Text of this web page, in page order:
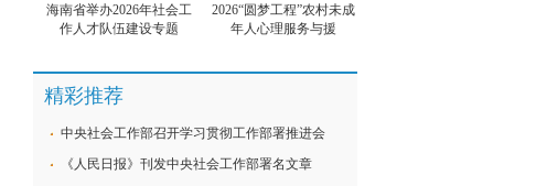
海南省举办2026年社会工
作人才队伍建设专题
2026“圆梦工程”农村未成
年人心理服务与援
精彩推荐
中央社会工作部召开学习贯彻工作部署推进会
《人民日报》刊发中央社会工作部署名文章